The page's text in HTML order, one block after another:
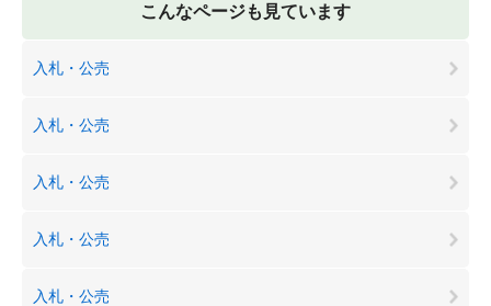
こんなページも見ています
入札・公売
入札・公売
入札・公売
入札・公売
入札・公売